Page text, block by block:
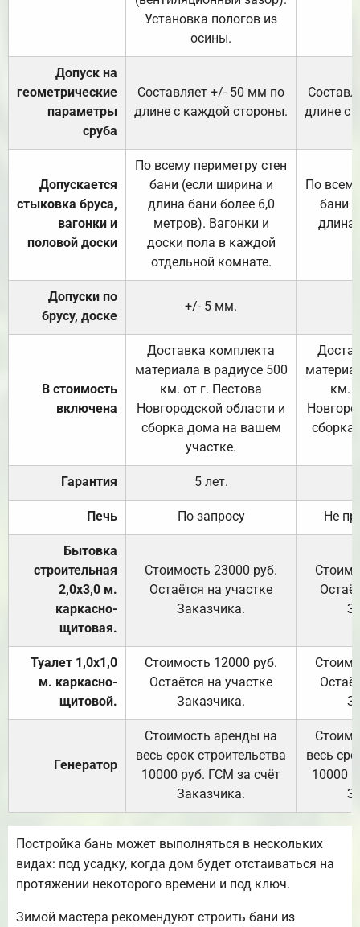
Установка пологов из
осины.
Допуск на
геометрические
параметры
сруба
Составляет +/- 50 мм по
длине с каждой стороны.
длине с
Допускается
стыковка бруса,
вагонки и
половой доски
По всему периметру стен
бани (если ширина и
длина бани более 6,0
метров). Вагонки и
доски пола в каждой
отдельной комнате.
По
бани
длина
Допуски по
брусу, доске
+/- 5 мм.
В стоимость
включена
Доставка комплекта
материала в радиусе 500
км. от г. Пестова
Новгородской области и
сборка дома на вашем
участке.
км.
Гарантия 5 лет.
Печь По запросу Не
Бытовка
строительная
2,0х3,0 м.
каркасно-
щитовая.
Стоимость 23000 руб.
Остаётся на участке
Заказчика.
Туалет 1,0х1,0
м. каркасно-
щитовой.
Стоимость 12000 руб.
Остаётся на участке
Заказчика.
Генератор
Стоимость аренды на
весь срок строительства
10000 руб. ГСМ за счёт
Заказчика.
весь
10000
Постройка бань может выполняться в нескольких
видах: под усадку, когда дом будет отстаиваться на
протяжении некоторого времени и под ключ.
Зимой мастера рекомендуют строить бани из